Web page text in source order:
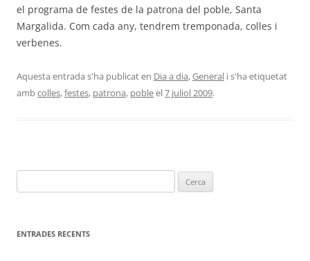
el programa de festes de la patrona del poble, Santa
Margalida. Com cada any, tendrem tremponada, colles i
verbenes.
Aquesta entrada s'ha publicat en Dia a dia,General i s'ha etiquetat
ambcolles,festes, patrona, pobleel7 juliol 2009.
ENTRADES RECENTS